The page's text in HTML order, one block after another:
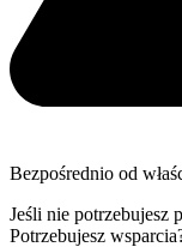
Bezpośrednio od
Jeśli nie potrzebujesz
Potrzebujesz